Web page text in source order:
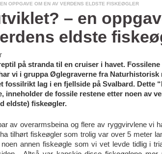
OPPGAVE OM EN AV VERDENS ELDSTE FISKEØGLER
– en
eldste
på stranda til en cruiser i havet. Fossilene
vi i gruppa Øglegraverne fra Naturhistorisk
fossilrikt lag i en fjellside på Svalbard. Dette
inneholder de fossile restene etter noen av
eldste) fiskeøgler.
av overarmsbeina og flere av ryggvirvlene vi
tilhørt fiskeøgler som trolig var over 5 meter l
annen fiskeøgle som vi vet levde tidlig i